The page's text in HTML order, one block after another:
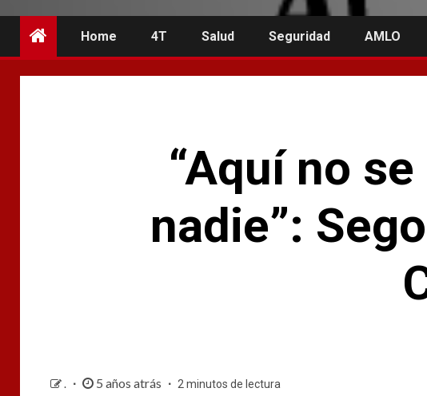
Home 4T Salud Seguridad AMLO
“Aquí no
nadie”:
. 5 años atrás 2 minutos de lectura